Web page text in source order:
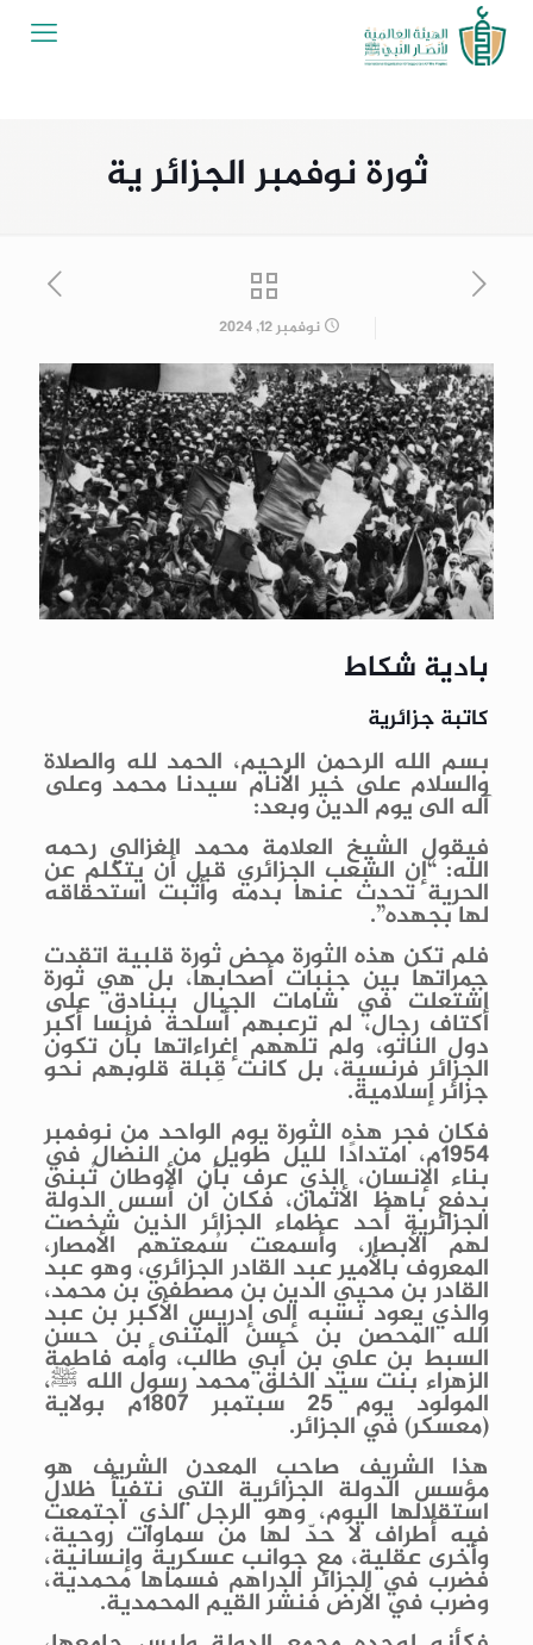
ثورة نوفمبر الجزائر ية
نوفمبر 12, 2024
بادية شكاط
كاتبة جزائرية
بسم الله الرحمن الرحيم، الحمد لله والصلاة
والسلام على خير الأنام سيدنا محمد وعلى
آله الى يوم الدين وبعد:
فيقول الشيخ العلامة محمد الغزالي رحمه
الله: “إن الشعب الجزائري قبل أن يتكلم عن
الحرية تحدث عنها بدمه وأثبت استحقاقه
لها بجهده”.
فلم تكن هذه الثورة محض ثورة قلبية اتقدت
جمراتها بين جنبات أصحابها، بل هي ثورة
اشتعلت في شامات الجبال ببنادق على
أكتاف رجال، لم ترعبهم أسلحة فرنسا أكبر
دول الناتو، ولم تلههم إغراءاتها بأن تكون
الجزائر فرنسية، بل كانت قِبلة قلوبهم نحو
جزائر إسلامية.
فكان فجر هذه الثورة يوم الواحد من نوفمبر
1954م، امتدادًا لليل طويل من النضال في
بناء الإنسان، الذي عرف بأن الأوطان تُبنى
بدفع باهظ الأثمان، فكان أن أسس الدولة
الجزائرية أحد عظماء الجزائر الذين شخصت
لهم الأبصار، وأسمعت سُمعتهم الأمصار،
المعروف بالأمير عبد القادر الجزائري، وهو عبد
القادر بن محيي الدين بن مصطفى بن محمد،
والذي يعود نسبه إلى إدريس الأكبر بن عبد
الله المحصن بن حسن المثنى بن حسن
السبط بن علي بن أبي طالب، وأمه فاطمة
الزهراء بنت سيد الخلق محمد رسول الله ﷺ،
المولود يوم 25 سبتمبر 1807م بولاية
(معسكر) في الجزائر.
هذا الشريف صاحب المعدن الشريف هو
مؤسس الدولة الجزائرية التي نتفيأ ظلال
استقلالها اليوم، وهو الرجل الذي اجتمعت
فيه أطراف لا حدّ لها من سماوات روحية،
وأخرى عقلية، مع جوانب عسكرية وإنسانية،
فضرب في الجزائر الدراهم فسماها محمدية،
وضرب في الأرض فنشر القيم المحمدية.